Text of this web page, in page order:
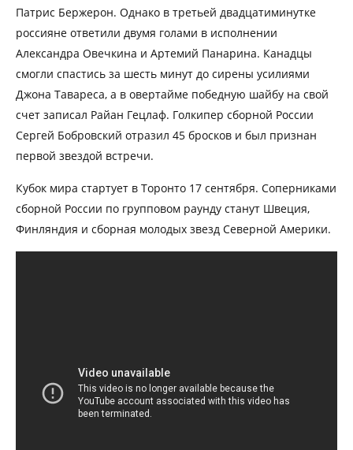
Патрис Бержерон. Однако в третьей двадцатиминутке
россияне ответили двумя голами в исполнении
Александра Овечкина и Артемий Панарина. Канадцы
смогли спастись за шесть минут до сирены усилиями
Джона Тавареса, а в овертайме победную шайбу на свой
счет записал Райан Гецлаф. Голкипер сборной России
Сергей Бобровский отразил 45 бросков и был признан
первой звездой встречи.
Кубок мира стартует в Торонто 17 сентября. Соперниками
сборной России по групповом раунду станут Швеция,
Финляндия и сборная молодых звезд Северной Америки.